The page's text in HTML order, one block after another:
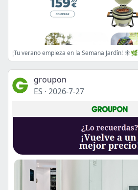
¡Tu verano empieza en la Semana Jardín! ☀️🌿
groupon
ES · 2026-7-27